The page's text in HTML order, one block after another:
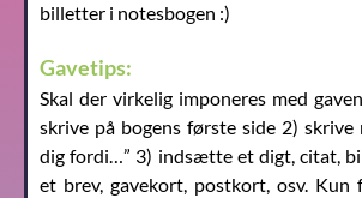
billetter i notesbogen :)
Gavetips:
Skal der virkelig imponeres med
skrive på bogens første side 2) skrive
dig fordi…” 3) indsætte et digt, citat,
et brev, gavekort, postkort, osv.